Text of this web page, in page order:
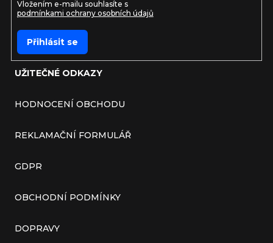
UŽITEČNÉ ODKAZY
HODNOCENÍ OBCHODU
REKLAMAČNÍ FORMULÁŘ
GDPR
OBCHODNÍ PODMÍNKY
DOPRAVY
Vložením e-mailu souhlasíte s
podmínkami ochrany osobních údajů
Přihlásit se